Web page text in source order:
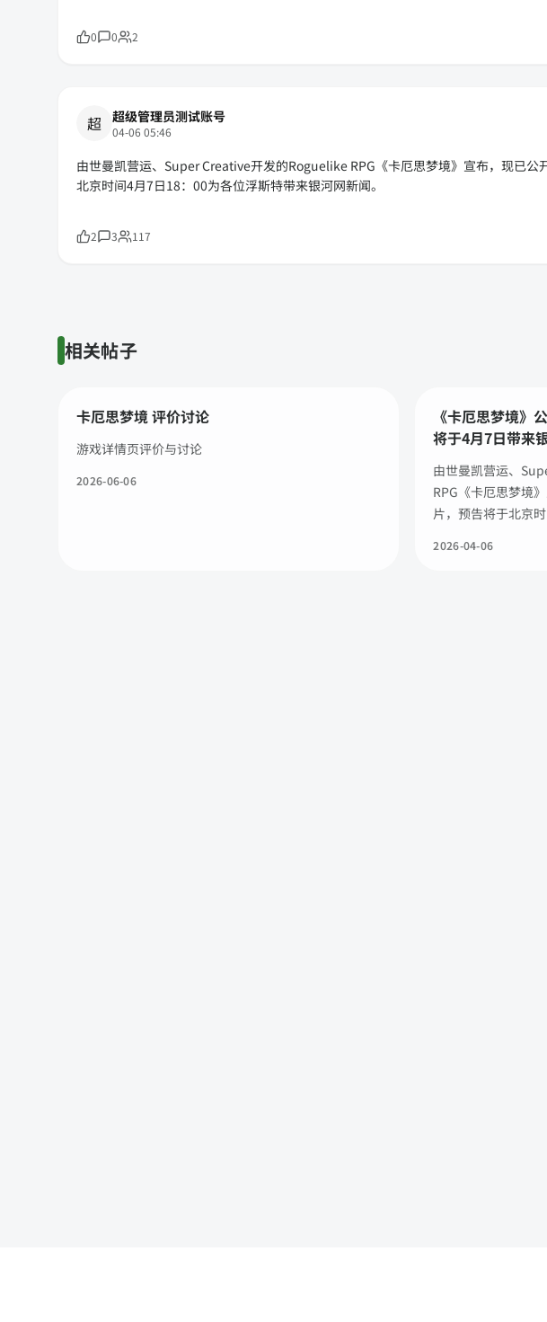
0 0 2
超 超级管理员测试账号
04-06 05:46
由世曼凯营运、Super Creative开发的Roguelike RPG《卡厄思梦境》宣布，现已公
北京时间4月7日18：00为各位浮斯特带来银河网新闻。
2 3 117
相关帖子
卡厄思梦境 评价讨论
游戏详情页评价与讨论
2026-06-06
《卡厄思梦境》
将于4月7日带来
由世曼凯营运、
RPG《卡厄思梦境
片，预告将于北京
2026-04-06